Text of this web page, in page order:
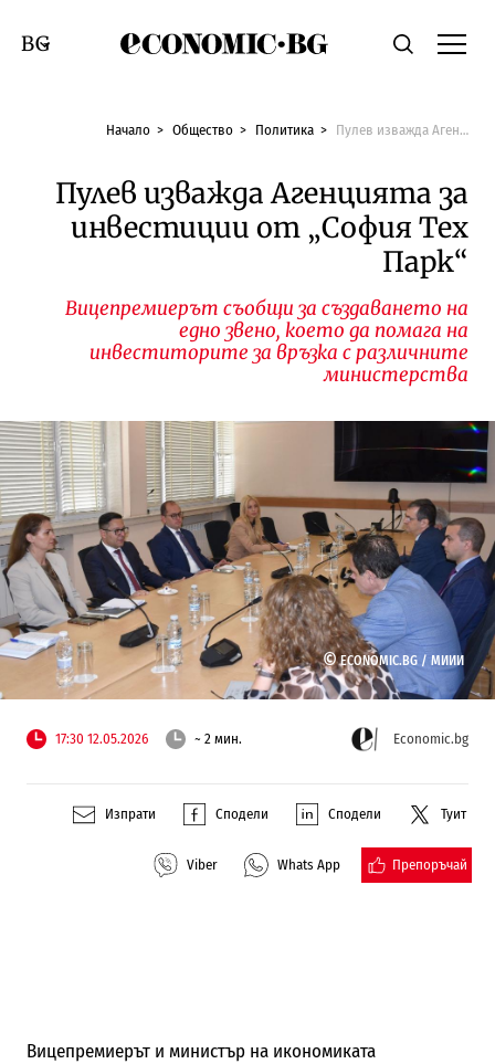
Economic.bgТърсене
Смяна на език
Начало Общество Политика Пулев изважда Агенцията за инвестиции от „София Тех Парк“
Пулев изважда Агенцията за
инвестиции от „София Тех
Парк“
Вицепремиерът съобщи за създаването на
едно звено, което да помага на
инвеститорите за връзка с различните
министерства
©ECONOMIC.BG / МИИИ
17:30 12.05.2026 ~ 2 мин. Economic.bg
Изпрати Сподели Сподели Туит
Viber Whats App Препоръчай
Вицепремиерът и министър на икономиката